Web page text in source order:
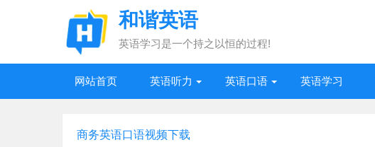
和谐英语
英语学习是一个持之以恒的过程!
网站首页 英语听力 英语口语 英语学习
商务英语口语视频下载